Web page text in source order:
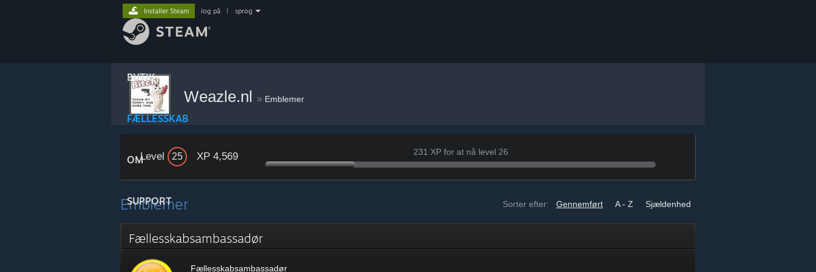
BUTIK
FÆLLESSKAB
OM
SUPPORT
Installer Steam log på sprog
Weazle.nl » Emblemer
Level 25 XP 4,569 231 XP for at nå level 26
Sorter efter: Gennemført A - Z Sjældenhed
Emblemer
Fællesskabsambassadør
Fællesskabsambassadør